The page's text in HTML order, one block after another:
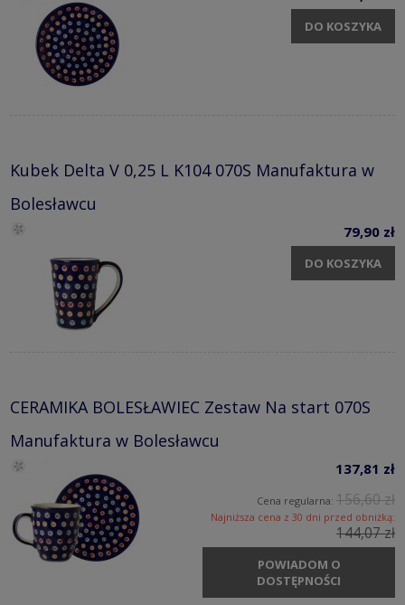
DO KOSZYKA
Kubek Delta V 0,25 L K104 070S Manufaktura w
Bolesławcu
79,90 zł
DO KOSZYKA
CERAMIKA BOLESŁAWIEC Zestaw Na start 070S
Manufaktura w Bolesławcu
137,81 zł
Cena regularna: 156,60 zł
Najniższa cena z 30 dni przed obniżką:
144,07 zł
POWIADOM O
DOSTĘPNOŚCI